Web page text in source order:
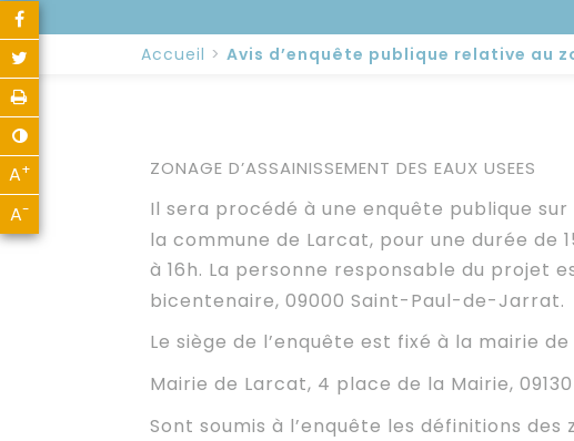
Accueil Avis d’enquête publique relative au
ZONAGE D’ASSAINISSEMENT DES EAUX USEES
Il sera procédé à une enquête publique sur
la commune de Larcat, pour une durée de
à 16h. La personne responsable du projet
bicentenaire, 09000 Saint-Paul-de-Jarrat.
Le siège de l’enquête est fixé à la mairie
Mairie de Larcat, 4 place de la Mairie,
Sont soumis à l’enquête les définitions
Partager sur Twitter
A+
Agrandir le texte
A- Réduire le texte